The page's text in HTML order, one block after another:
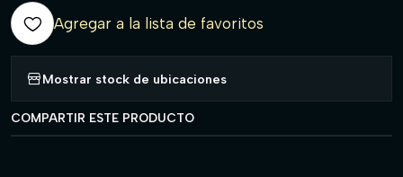
Agregar a la lista de favoritos
Mostrar stock de ubicaciones
COMPARTIR ESTE PRODUCTO